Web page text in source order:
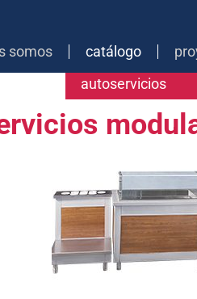
somos catálogo
autoservicios